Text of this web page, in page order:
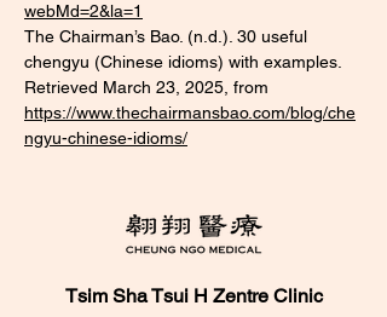
webMd=2&la=1
The Chairman’s Bao. (n.d.). 30 useful
chengyu (Chinese idioms) with examples.
Retrieved March 23, 2025, from
https://www.thechairmansbao.com/blog/che
ngyu-chinese-idioms/
Tsim Sha Tsui H Zentre Clinic